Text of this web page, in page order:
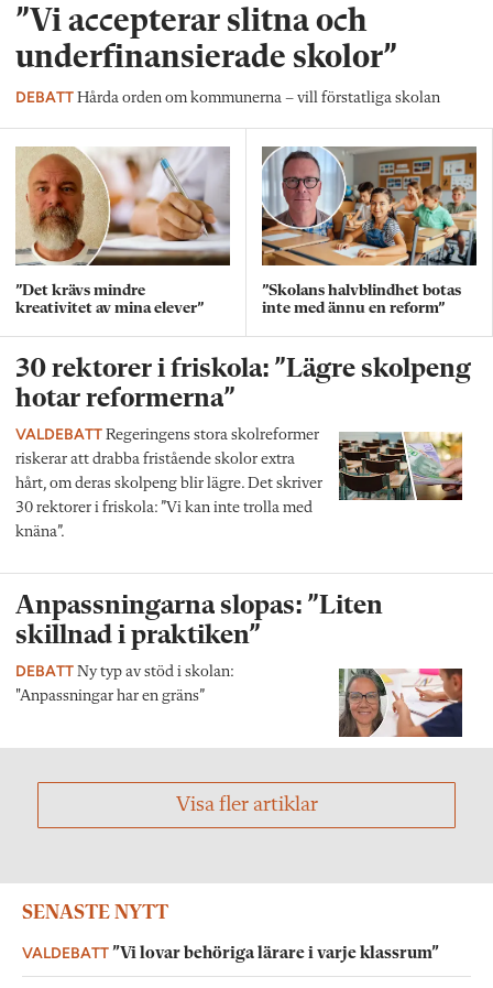
”Vi accepterar slitna och
underfinansierade skolor”
DEBATT Hårda orden om kommunerna – vill förstatliga skolan
”Det krävs mindre
kreativitet av mina elever”
”Skolans halvblindhet botas
inte med ännu en reform”
30 rektorer i friskola: ”Lägre skolpeng
hotar reformerna”
VALDEBATT Regeringens stora skolreformer
riskerar att drabba fristående skolor extra
hårt, om deras skolpeng blir lägre. Det skriver
30 rektorer i friskola: ”Vi kan inte trolla med
knäna”.
Anpassningarna slopas: ”Liten
skillnad i praktiken”
DEBATT Ny typ av stöd i skolan:
"Anpassningar har en gräns”
Visa fler artiklar
SENASTE NYTT
VALDEBATT”Vi lovar behöriga lärare i varje klassrum”